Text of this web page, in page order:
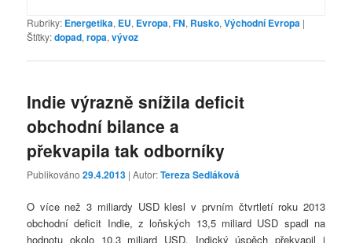
Rubriky: Energetika, EU, Evropa,FN, Rusko,Východní Evropa |
Štítky:dopad,ropa,vývoz
Indie výrazně snížila deficit
obchodní bilance a
překvapila tak odborníky
Publikováno29.4.2013 | Autor:Tereza Sedláková
O více než 3 miliardy USD klesl v prvním čtvrtletí roku 2013
obchodní deficit Indie, z loňských 13,5 miliard USD spadl na
hodnotu okolo 10,3 miliard USD. Indický úspěch překvapil i